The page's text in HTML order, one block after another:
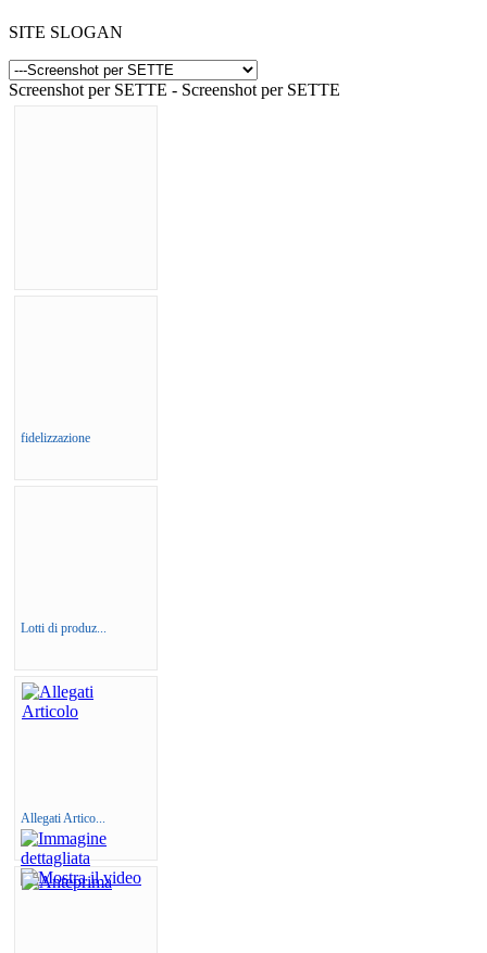
SITE SLOGAN
Screenshot per SETTE - Screenshot per SETTE
fidelizzazione
Lotti di produz...
Allegati Artico...